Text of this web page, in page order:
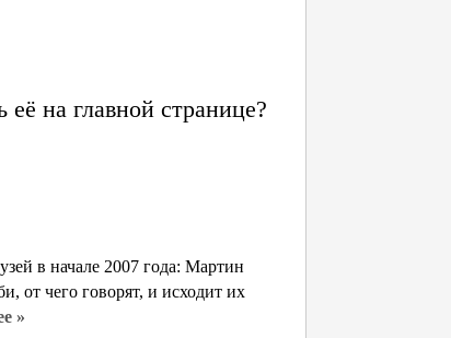
на главной странице?
в начале 2007 года: Мартин
от чего говорят, и исходит их
»